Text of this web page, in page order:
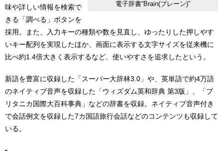
電子辞書“Brain(ブレーン)”
味や詳しい情報を検索で
きる「調べる」ボタンを
採用。また、入力キーの種類や数を見直し、ゆったりした押しやす
いキー配列を実現したほか、画面に表示する文字サイズを従来機に
比べ約1.4倍大きく表示するなど、使いやすさを追求したという。
新語を豊富に収録した「スーパー大辞林3.0」や、英単語で約4万語
のネイティブ音声を収録した「ウィズダム英和辞典 第3版」、「ブ
リタニカ国際大百科事典」などの辞書を収録。ネイティブ音声付き
で会話例文を収録した7カ国語旅行会話などのコンテンツも収録して
いる。